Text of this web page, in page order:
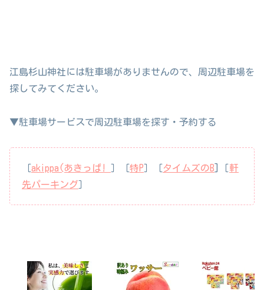
江島杉山神社には駐車場がありませんので、周辺駐車場を
探してみてください。
▼駐車場サービスで周辺駐車場を探す・予約する
akippa(あきっぱ! 特P タイムズのB
軒
先パーキング